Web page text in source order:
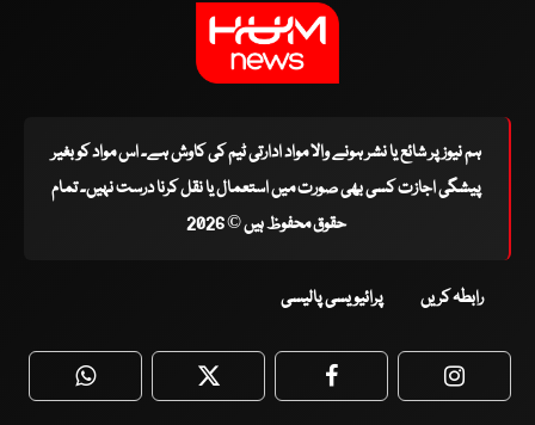
ہم نیوز پر شائع یا نشر ہونے والا مواد ادارتی ٹیم کی کاوش ہے۔ اس مواد کو بغیر
پیشگی اجازت کسی بھی صورت میں استعمال یا نقل کرنا درست نہیں۔ تمام
حقوق محفوظ ہیں © 2026
رابطہ کریں پرائیویسی پالیسی
WhatsApp Twitter Facebook